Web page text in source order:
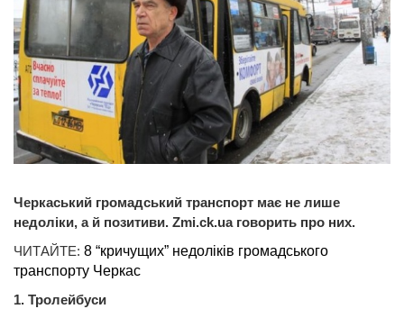
Черкаський громадський транспорт має не лише
недоліки, а й позитиви. Zmi.ck.ua говорить про них.
ЧИТАЙТЕ: 8 “кричущих” недоліків громадського
транспорту Черкас
1. Тролейбуси